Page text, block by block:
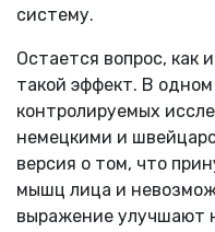
систему.
Остается вопрос, как
такой эффект. В
контролируемых
немецкими и
версия о том, что
мышц лица и
выражение улучшают